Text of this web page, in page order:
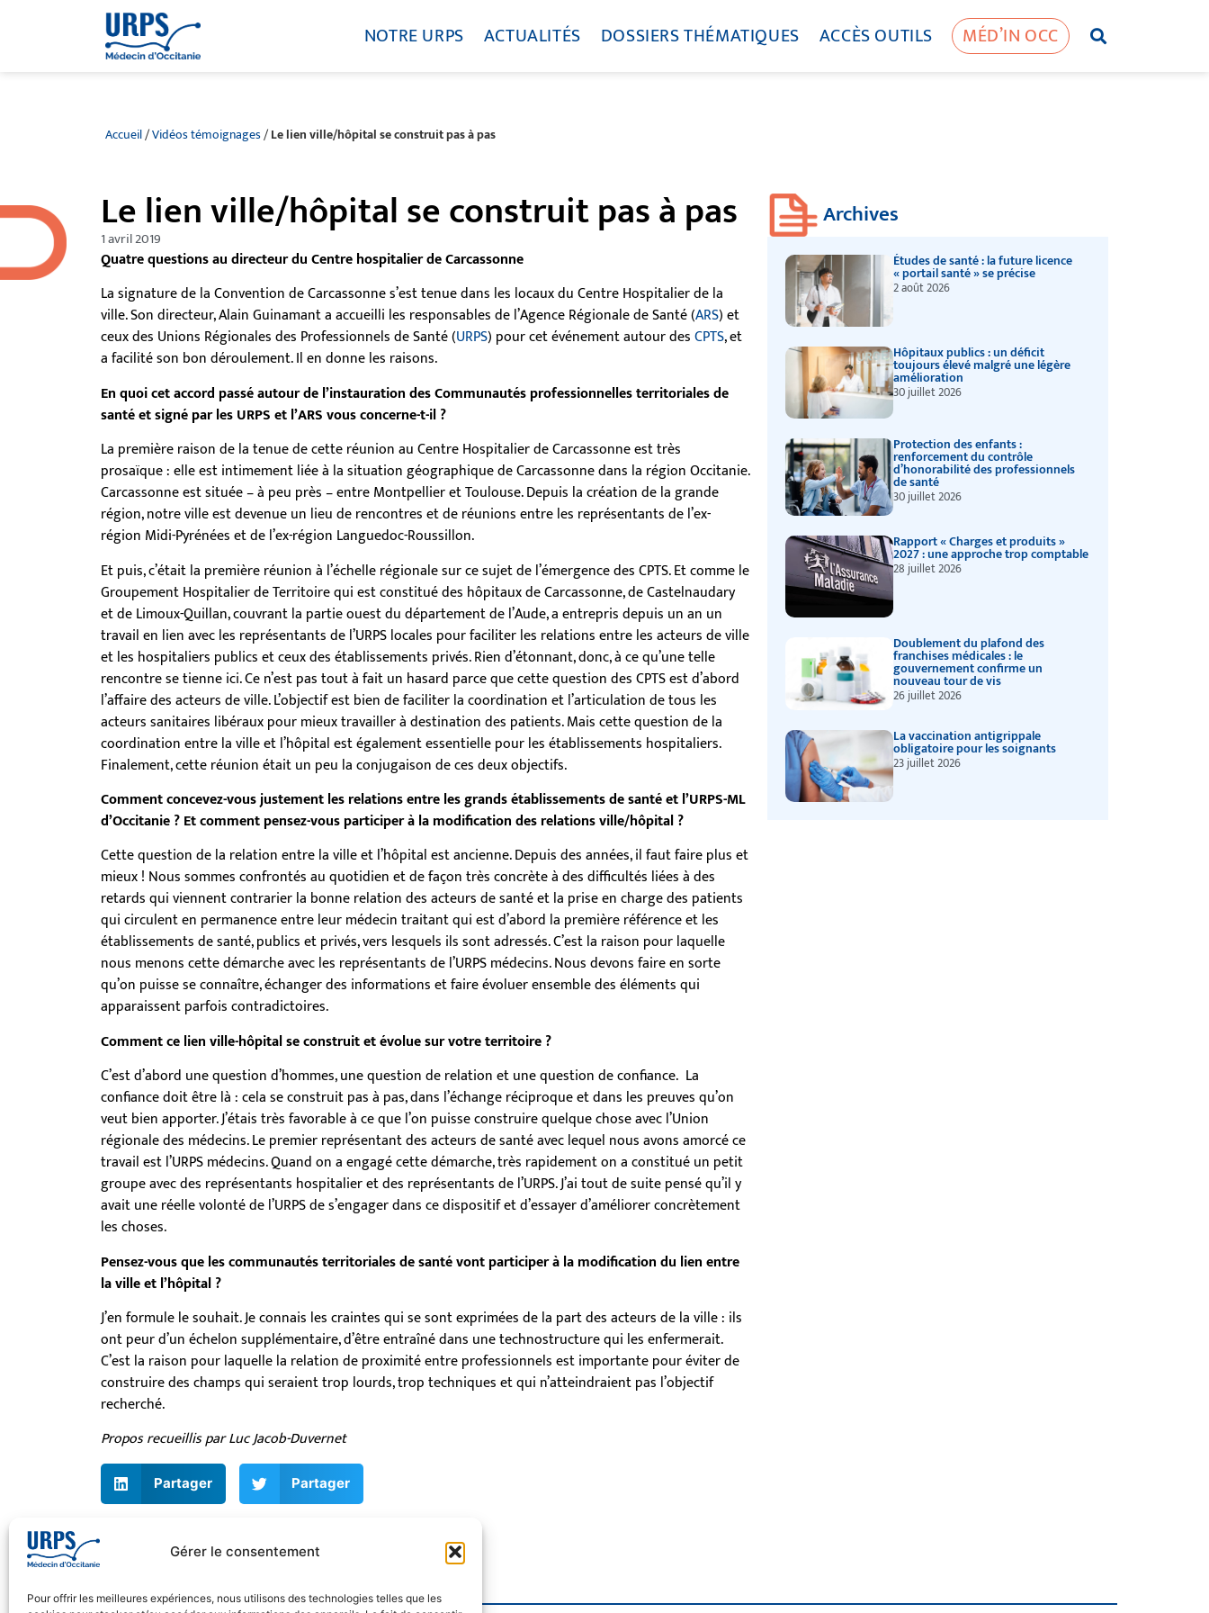
Gérer le consentement
Pour offrir les meilleures expériences, nous utilisons des technologies telles que les
NOTRE URPS ACTUALITÉS DOSSIERS THÉMATIQUES ACCÈS OUTILS MÉD’IN OCC
Accueil/Vidéos témoignages/Le lien ville/hôpital se construit pas à pas
Le lien ville/hôpital se construit pas à pas
1 avril 2019
Quatre questions au directeur du Centre hospitalier de Carcassonne
La signature de la Convention de Carcassonne s’est tenue dans les locaux du Centre Hospitalier de la
ville. Son directeur, Alain Guinamant a accueilli les responsables de l’Agence Régionale de Santé (ARS) et
ceux des Unions Régionales des Professionnels de Santé (URPS) pour cet événement autour desCPTS, et
a facilité son bon déroulement. Il en donne les raisons.
En quoi cet accord passé autour de l’instauration des Communautés professionnelles territoriales de
santé et signé par les URPS et l’ARS vous concerne-t-il ?
La première raison de la tenue de cette réunion au Centre Hospitalier de Carcassonne est très
prosaïque : elle est intimement liée à la situation géographique de Carcassonne dans la région Occitanie.
Carcassonne est située – à peu près – entre Montpellier et Toulouse. Depuis la création de la grande
région, notre ville est devenue un lieu de rencontres et de réunions entre les représentants de l’ex-
région Midi-Pyrénées et de l’ex-région Languedoc-Roussillon.
Et puis, c’était la première réunion à l’échelle régionale sur ce sujet de l’émergence des CPTS. Et comme le
Groupement Hospitalier de Territoire qui est constitué des hôpitaux de Carcassonne, de Castelnaudary
et de Limoux-Quillan, couvrant la partie ouest du département de l’Aude, a entrepris depuis un an un
travail en lien avec les représentants de l’URPS locales pour faciliter les relations entre les acteurs de ville
et les hospitaliers publics et ceux des établissements privés. Rien d’étonnant, donc, à ce qu’une telle
rencontre se tienne ici. Ce n’est pas tout à fait un hasard parce que cette question des CPTS est d’abord
l’affaire des acteurs de ville. L’objectif est bien de faciliter la coordination et l’articulation de tous les
acteurs sanitaires libéraux pour mieux travailler à destination des patients. Mais cette question de la
coordination entre la ville et l’hôpital est également essentielle pour les établissements hospitaliers.
Finalement, cette réunion était un peu la conjugaison de ces deux objectifs.
Comment concevez-vous justement les relations entre les grands établissements de santé et l’URPS-ML
d’Occitanie ? Et comment pensez-vous participer à la modification des relations ville/hôpital ?
Cette question de la relation entre la ville et l’hôpital est ancienne. Depuis des années, il faut faire plus et
mieux ! Nous sommes confrontés au quotidien et de façon très concrète à des difficultés liées à des
retards qui viennent contrarier la bonne relation des acteurs de santé et la prise en charge des patients
qui circulent en permanence entre leur médecin traitant qui est d’abord la première référence et les
établissements de santé, publics et privés, vers lesquels ils sont adressés. C’est la raison pour laquelle
nous menons cette démarche avec les représentants de l’URPS médecins. Nous devons faire en sorte
qu’on puisse se connaître, échanger des informations et faire évoluer ensemble des éléments qui
apparaissent parfois contradictoires.
Comment ce lien ville-hôpital se construit et évolue sur votre territoire ?
C’est d’abord une question d’hommes, une question de relation et une question de confiance. La
confiance doit être là : cela se construit pas à pas, dans l’échange réciproque et dans les preuves qu’on
veut bien apporter. J’étais très favorable à ce que l’on puisse construire quelque chose avec l’Union
régionale des médecins. Le premier représentant des acteurs de santé avec lequel nous avons amorcé ce
travail est l’URPS médecins. Quand on a engagé cette démarche, très rapidement on a constitué un petit
groupe avec des représentants hospitalier et des représentants de l’URPS. J’ai tout de suite pensé qu’il y
avait une réelle volonté de l’URPS de s’engager dans ce dispositif et d’essayer d’améliorer concrètement
les choses.
Pensez-vous que les communautés territoriales de santé vont participer à la modification du lien entre
la ville et l’hôpital ?
J’en formule le souhait. Je connais les craintes qui se sont exprimées de la part des acteurs de la ville : ils
ont peur d’un échelon supplémentaire, d’être entraîné dans une technostructure qui les enfermerait.
C’est la raison pour laquelle la relation de proximité entre professionnels est importante pour éviter de
construire des champs qui seraient trop lourds, trop techniques et qui n’atteindraient pas l’objectif
recherché.
Propos recueillis par Luc Jacob-Duvernet
Partager Partager
Archives
Études de santé : la future licence
« portail santé » se précise
2 août 2026
Hôpitaux publics : un déficit
toujours élevé malgré une légère
amélioration
30 juillet 2026
Protection des enfants :
renforcement du contrôle
d’honorabilité des professionnels
de santé
30 juillet 2026
Rapport « Charges et produits »
2027 : une approche trop comptable
28 juillet 2026
Doublement du plafond des
franchises médicales : le
gouvernement confirme un
nouveau tour de vis
26 juillet 2026
La vaccination antigrippale
obligatoire pour les soignants
23 juillet 2026